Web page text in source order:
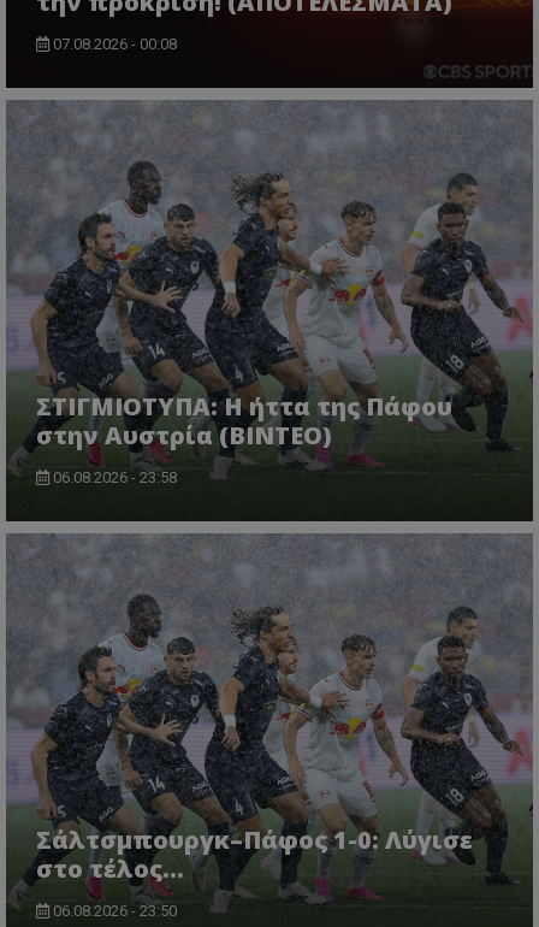
07.08.2026 - 00:08
ΣΤΙΓΜΙΟΤΥΠΑ: Η ήττα της Πάφου
στην Αυστρία (ΒΙΝΤΕΟ)
06.08.2026 - 23:58
Σάλτσμπουργκ–Πάφος 1-0: Λύγισε
στο τέλος...
06.08.2026 - 23:50